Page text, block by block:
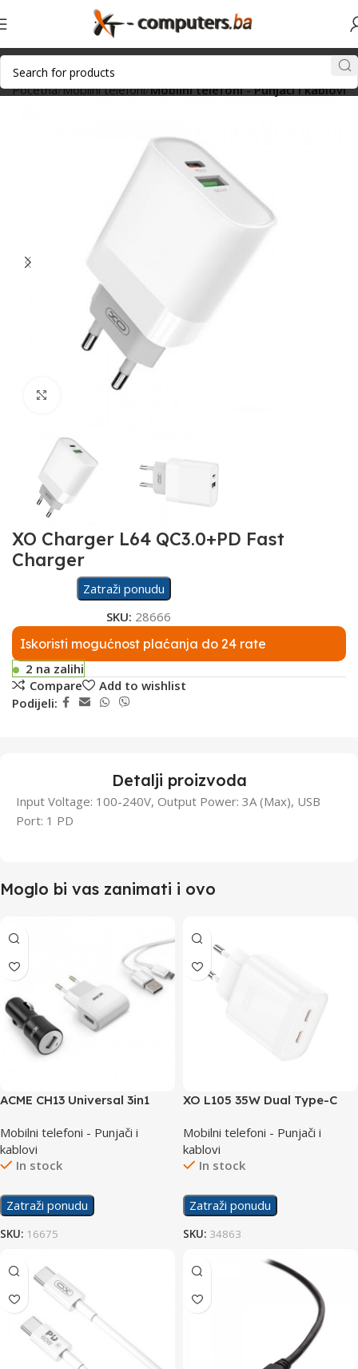
Početna Mobilni telefoni Mobilni telefoni - Punjači i kablovi
Click to enlarge
XO Charger L64 QC3.0+PD Fast
Charger
Zatraži ponudu
SKU: 28666
Iskoristi mogućnost plaćanja do 24 rate
2 na zalihi
Compare
Add to wishlist
Podijeli:
Detalji proizvoda
Input Voltage: 100-240V, Output Power: 3A (Max), USB
Port: 1 PD
Moglo bi vas zanimati i ovo
ACME CH13 Universal 3in1
Mobilni telefoni - Punjači i
kablovi
In stock
Zatraži ponudu
SKU: 16675
XO L105 35W Dual Type-C
Mobilni telefoni - Punjači i
kablovi
In stock
Zatraži ponudu
SKU: 34863